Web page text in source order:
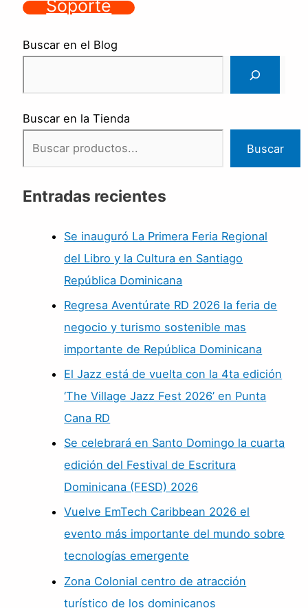
Soporte
Buscar en el Blog
Buscar en la Tienda
Buscar
Entradas recientes
Se inauguró La Primera Feria Regional
del Libro y la Cultura en Santiago
República Dominicana
Regresa Aventúrate RD 2026 la feria de
negocio y turismo sostenible mas
importante de República Dominicana
El Jazz está de vuelta con la 4ta edición
‘The Village Jazz Fest 2026’ en Punta
Cana RD
Se celebrará en Santo Domingo la cuarta
edición del Festival de Escritura
Dominicana (FESD) 2026
Vuelve EmTech Caribbean 2026 el
evento más importante del mundo sobre
tecnologías emergente
Zona Colonial centro de atracción
turístico de los dominicanos